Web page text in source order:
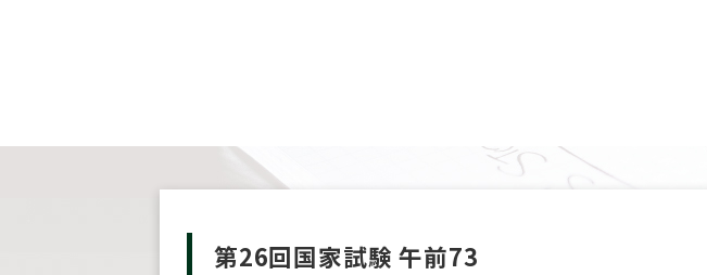
第26回国家試験 午前73